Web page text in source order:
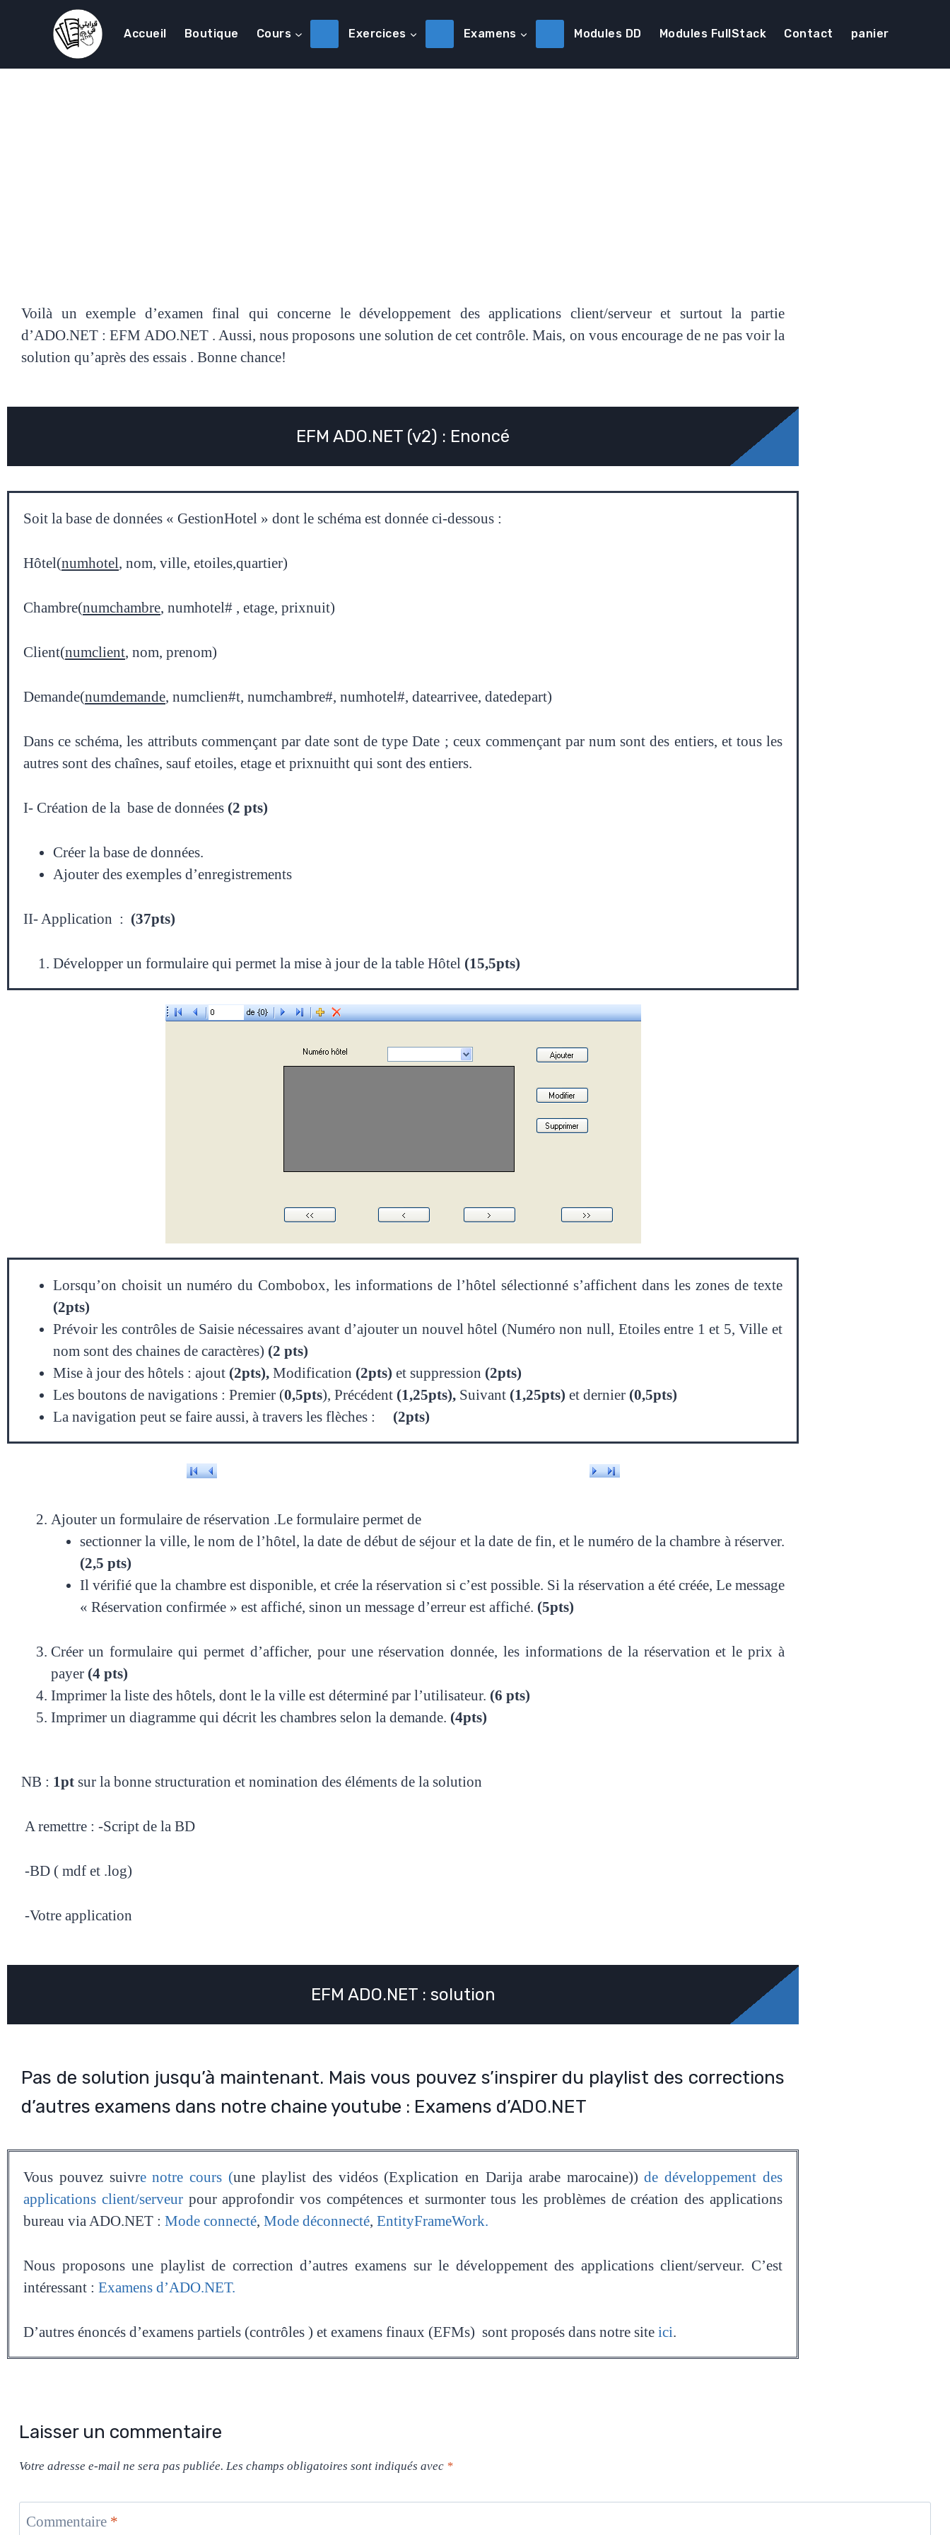
Accueil Boutique Cours Exercices Examens Modules DD Modules FullStack Contact panier
Voilà un exemple d’examen final qui concerne le développement des applications client/serveur et surtout la partie
d’ADO.NET : EFM ADO.NET . Aussi, nous proposons une solution de cet contrôle. Mais, on vous encourage de ne pas voir la
solution qu’après des essais . Bonne chance!
EFM ADO.NET (v2) : Enoncé
Soit la base de données « GestionHotel » dont le schéma est donnée ci-dessous :
Hôtel(numhotel, nom, ville, etoiles,quartier)
Chambre(numchambre, numhotel# , etage, prixnuit)
Client(numclient, nom, prenom)
Demande(numdemande, numclien#t, numchambre#, numhotel#, datearrivee, datedepart)
Dans ce schéma, les attributs commençant par date sont de type Date ; ceux commençant par num sont des entiers, et tous les
autres sont des chaînes, sauf etoiles, etage et prixnuitht qui sont des entiers.
I- Création de la base de données (2 pts)
Créer la base de données.
Ajouter des exemples d’enregistrements
II- Application : (37pts)
Développer un formulaire qui permet la mise à jour de la table Hôtel (15,5pts)
Lorsqu’on choisit un numéro du Combobox, les informations de l’hôtel sélectionné s’affichent dans les zones de texte
(2pts)
Prévoir les contrôles de Saisie nécessaires avant d’ajouter un nouvel hôtel (Numéro non null, Etoiles entre 1 et 5, Ville et
nom sont des chaines de caractères) (2 pts)
Mise à jour des hôtels : ajout (2pts), Modification (2pts) et suppression (2pts)
Les boutons de navigations : Premier (0,5pts), Précédent (1,25pts), Suivant (1,25pts) et dernier (0,5pts)
La navigation peut se faire aussi, à travers les flèches : (2pts)
Ajouter un formulaire de réservation .Le formulaire permet de
sectionner la ville, le nom de l’hôtel, la date de début de séjour et la date de fin, et le numéro de la chambre à réserver.
(2,5 pts)
Il vérifié que la chambre est disponible, et crée la réservation si c’est possible. Si la réservation a été créée, Le message
« Réservation confirmée » est affiché, sinon un message d’erreur est affiché. (5pts)
Créer un formulaire qui permet d’afficher, pour une réservation donnée, les informations de la réservation et le prix à
payer (4 pts)
Imprimer la liste des hôtels, dont le la ville est déterminé par l’utilisateur. (6 pts)
Imprimer un diagramme qui décrit les chambres selon la demande. (4pts)
NB : 1pt sur la bonne structuration et nomination des éléments de la solution
A remettre : -Script de la BD
-BD ( mdf et .log)
-Votre application
EFM ADO.NET : solution
Pas de solution jusqu’à maintenant. Mais vous pouvez s’inspirer du playlist des corrections
d’autres examens dans notre chaine youtube : Examens d’ADO.NET
Vous pouvez suivre notre cours (une playlist des vidéos (Explication en Darija arabe marocaine)) de développement des
applications client/serveurpour approfondir vos compétences et surmonter tous les problèmes de création des applications
bureau via ADO.NET : Mode connecté, Mode déconnecté, EntityFrameWork.
Nous proposons une playlist de correction d’autres examens sur le développement des applications client/serveur. C’est
intéressant : Examens d’ADO.NET.
D’autres énoncés d’examens partiels (contrôles ) et examens finaux (EFMs) sont proposés dans notre site ici.
Laisser un commentaire
Votre adresse e-mail ne sera pas publiée. Les champs obligatoires sont indiqués avec *
Commentaire *